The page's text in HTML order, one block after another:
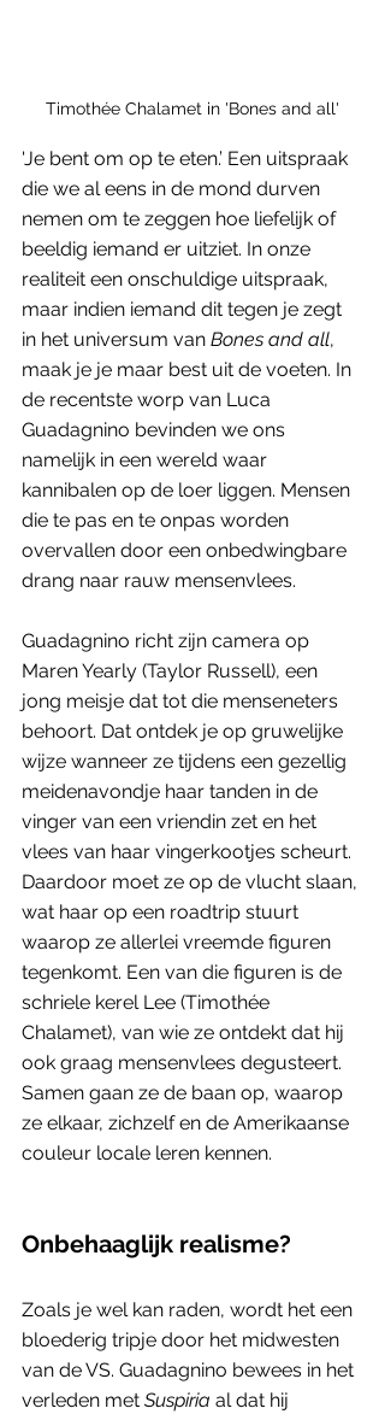
Timothée Chalamet in 'Bones and all'
'Je bent om op te eten.’ Een uitspraak
die we al eens in de mond durven
nemen om te zeggen hoe liefelijk of
beeldig iemand er uitziet. In onze
realiteit een onschuldige uitspraak,
maar indien iemand dit tegen je zegt
in het universum van Bones and all,
maak je je maar best uit de voeten. In
de recentste worp van Luca
Guadagnino bevinden we ons
namelijk in een wereld waar
kannibalen op de loer liggen. Mensen
die te pas en te onpas worden
overvallen door een onbedwingbare
drang naar rauw mensenvlees.
Guadagnino richt zijn camera op
Maren Yearly (Taylor Russell), een
jong meisje dat tot die menseneters
behoort. Dat ontdek je op gruwelijke
wijze wanneer ze tijdens een gezellig
meidenavondje haar tanden in de
vinger van een vriendin zet en het
vlees van haar vingerkootjes scheurt.
Daardoor moet ze op de vlucht slaan,
wat haar op een roadtrip stuurt
waarop ze allerlei vreemde figuren
tegenkomt. Een van die figuren is de
schriele kerel Lee (Timothée
Chalamet), van wie ze ontdekt dat hij
ook graag mensenvlees degusteert.
Samen gaan ze de baan op, waarop
ze elkaar, zichzelf en de Amerikaanse
couleur locale leren kennen.
Onbehaaglijk realisme?
Zoals je wel kan raden, wordt het een
bloederig tripje door het midwesten
van de VS. Guadagnino bewees in het
verleden met Suspiria al dat hij